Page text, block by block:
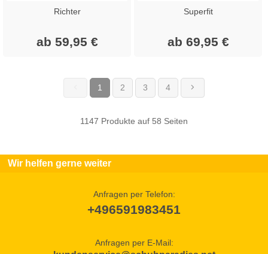
Richter
ab 59,95 €
Superfit
ab 69,95 €
1 (current)
2 3 4
1147 Produkte auf 58 Seiten
Wir helfen gerne weiter
Anfragen per Telefon:
+496591983451
Anfragen per E-Mail: